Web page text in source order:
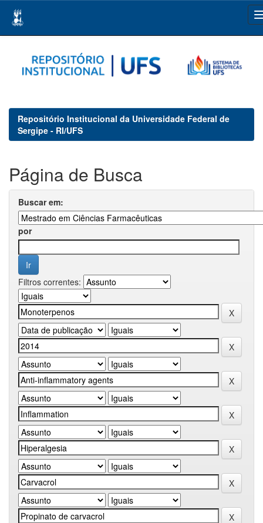
navigation
Repositório Institucional da Universidade Federal de
Sergipe - RI/UFS
Página de Busca
Buscar em:
por
Filtros correntes: